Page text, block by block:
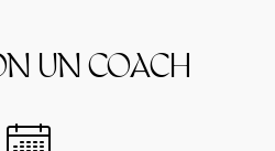
UN COACH